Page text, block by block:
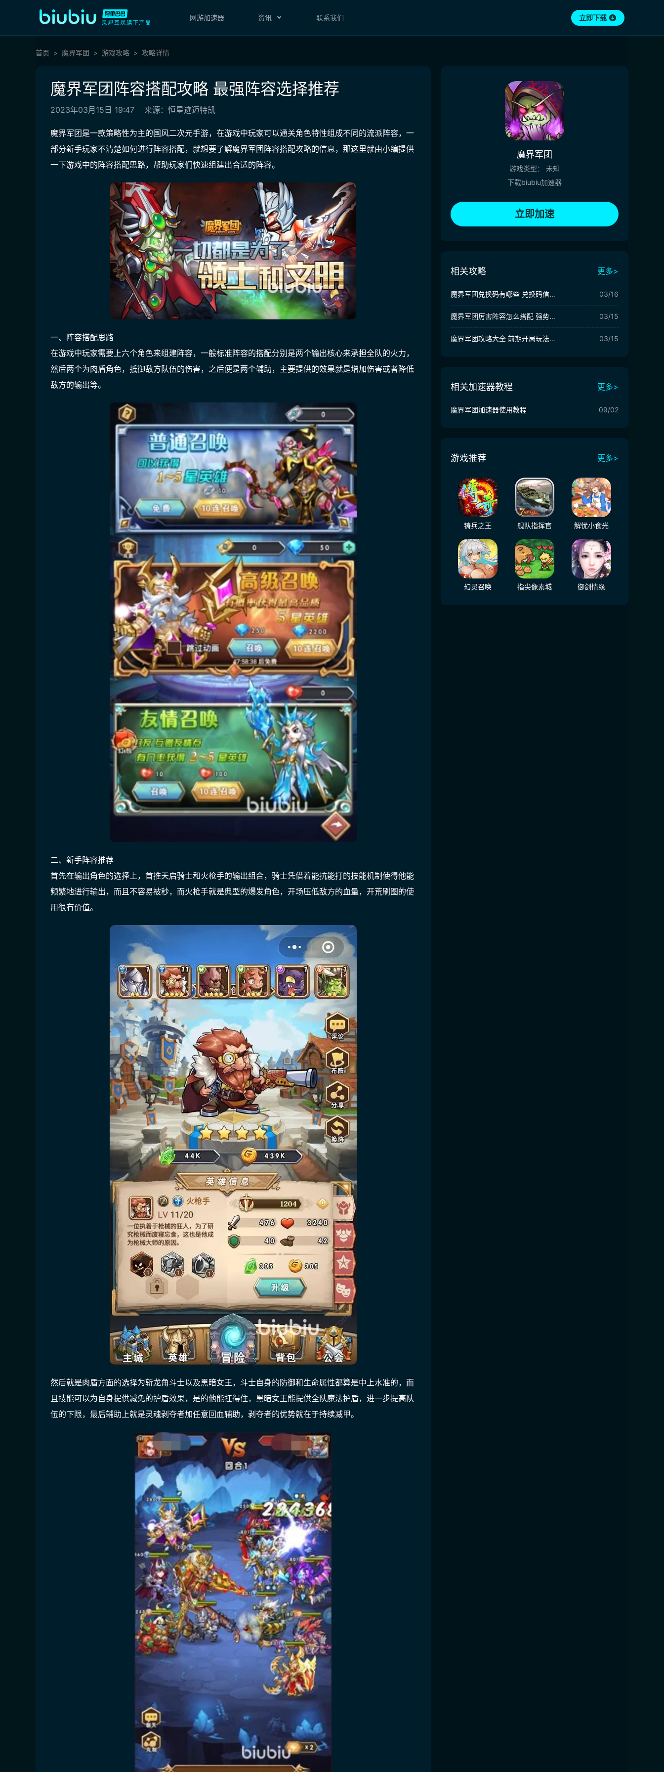
网游加速器 资讯 联系我们 立即下载
首页 魔界军团 游戏攻略 攻略详情
魔界军团阵容搭配攻略 最强阵容选择推荐
2023年03月15日 19:47 来源：恒星迹迈特凯
魔界军团是一款策略性为主的国风二次元手游，在游戏中玩家可以通关角色特性组成不同的流派阵容，一
部分新手玩家不清楚如何进行阵容搭配，就想要了解魔界军团阵容搭配攻略的信息，那这里就由小编提供
一下游戏中的阵容搭配思路，帮助玩家们快速组建出合适的阵容。
一、阵容搭配思路
在游戏中玩家需要上六个角色来组建阵容，一般标准阵容的搭配分别是两个输出核心来承担全队的火力，
然后两个为肉盾角色，抵御敌方队伍的伤害，之后便是两个辅助，主要提供的效果就是增加伤害或者降低
敌方的输出等。
二、新手阵容推荐
首先在输出角色的选择上，首推天启骑士和火枪手的输出组合，骑士凭借着能抗能打的技能机制使得他能
频繁地进行输出，而且不容易被秒，而火枪手就是典型的爆发角色，开场压低敌方的血量，开荒刷图的使
用很有价值。
然后就是肉盾方面的选择为斩龙角斗士以及黑暗女王，斗士自身的防御和生命属性都算是中上水准的，而
且技能可以为自身提供减免的护盾效果，是的他能扛得住，黑暗女王能提供全队魔法护盾，进一步提高队
伍的下限，最后辅助上就是灵魂剥夺者加任意回血辅助，剥夺者的优势就在于持续减甲。
魔界军团
游戏类型：
未知
下载biubiu加速器
立即加速
相关攻略 更多>
魔界军团兑换码有哪些 兑换码信息大全一览 03/16
魔界军团厉害阵容怎么搭配 强势阵容选择推荐 03/15
魔界军团攻略大全 前期开局玩法分享 03/15
相关加速器教程 更多>
魔界军团加速器使用教程 09/02
游戏推荐 更多>
铸兵之王 舰队指挥官 解忧小食光
幻灵召唤 指尖像素城 御剑情缘